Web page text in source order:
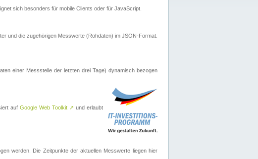
sich besonders für mobile Clients oder für JavaScript.
und die zugehörigen Messwerte (Rohdaten) im JSON-Format.
einer Messstelle der letzten drei Tage) dynamisch bezogen
auf Google Web Toolkit ↗ und erlaubt
werden. Die Zeitpunkte der aktuellen Messwerte liegen hier